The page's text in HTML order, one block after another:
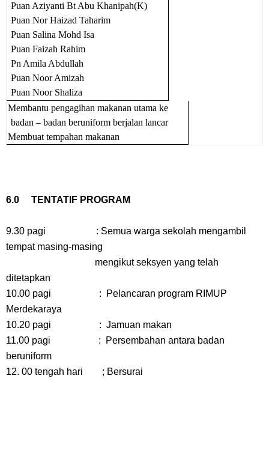
Puan Aziyanti Bt Abu Khanipah(K)
Puan Nor Haizad Taharim
Puan Salina Mohd Isa
Puan Faizah Rahim
Pn Amila Abdullah
Puan Noor Amizah
Puan Noor Shaliza
Membantu pengagihan makanan utama ke
badan – badan beruniform berjalan lancar
Membuat tempahan makanan
6.0 TENTATIF PROGRAM
9.30 pagi : Semua warga sekolah mengambil
tempat masing-masing
mengikut seksyen yang telah
ditetapkan
10.00 pagi : Pelancaran program RIMUP
Merdekaraya
10.20 pagi : Jamuan makan
11.00 pagi : Persembahan antara badan
beruniform
12. 00 tengah hari ; Bersurai